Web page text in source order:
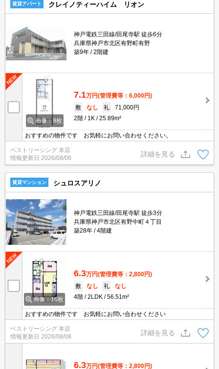
賃貸アパート クレイノティーハイム リオン
神戸電鉄三田線/田尾寺駅 徒歩6分
兵庫県神戸市北区有野町有野
築9年
2階建
画像：9枚
7.1万円(管理費等：6,000円)
敷
なし 礼
71,000円
2階
1K 25.89m²
おすすめの物件です お気軽にお問い合わせください。
ベストリーシング 本店
情報更新日 2026/08/08
詳細を見る
賃貸マンション シュロスアリノ
神戸電鉄三田線/田尾寺駅 徒歩3分
兵庫県神戸市北区有野中町４丁目
築28年
4階建
画像：16枚
6.3万円(管理費等：2,800円)
敷
なし 礼
なし
4階
2LDK 56.51m²
おすすめの物件です お気軽にお問い合わせください
ベストリーシング 本店
情報更新日 2026/08/08
詳細を見る
6.3万円(管理費等：2,800円)